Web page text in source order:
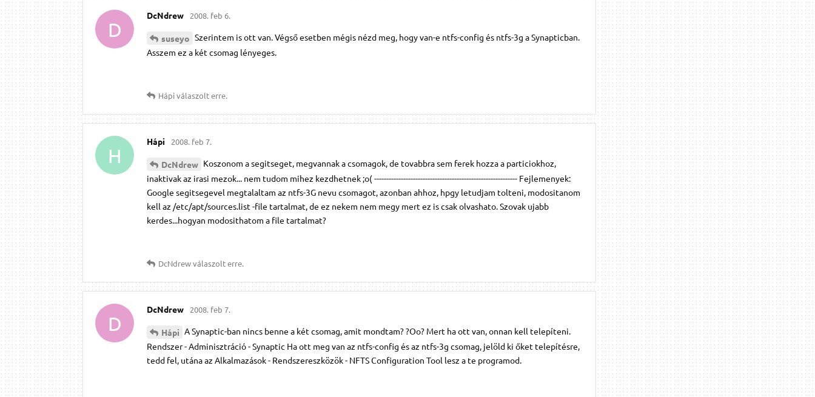
D
DcNdrew 2008. feb 6.
suseyo Szerintem is ott van. Végső esetben mégis nézd meg, hogy van-e ntfs-config és ntfs-3g a Synapticban.
Asszem ez a két csomag lényeges.
Hápiválaszolt erre.
H
Hápi 2008. feb 7.
DcNdrew Koszonom a segitseget, megvannak a csomagok, de tovabbra sem ferek hozza a particiokhoz,
inaktivak az irasi mezok... nem tudom mihez kezdhetnek ;o( ----------------------------------------------------------- Fejlemenyek:
Google segitsegevel megtalaltam az ntfs-3G nevu csomagot, azonban ahhoz, hpgy letudjam tolteni, modositanom
kell az /etc/apt/sources.list -file tartalmat, de ez nekem nem megy mert ez is csak olvashato. Szovak ujabb
kerdes...hogyan modosithatom a file tartalmat?
DcNdrewválaszolt erre.
D
DcNdrew 2008. feb 7.
Hápi A Synaptic-ban nincs benne a két csomag, amit mondtam? ?Oo? Mert ha ott van, onnan kell telepíteni.
Rendszer - Adminisztráció - Synaptic Ha ott meg van az ntfs-config és az ntfs-3g csomag, jelöld ki őket telepítésre,
tedd fel, utána az Alkalmazások - Rendszereszközök - NFTS Configuration Tool lesz a te programod.